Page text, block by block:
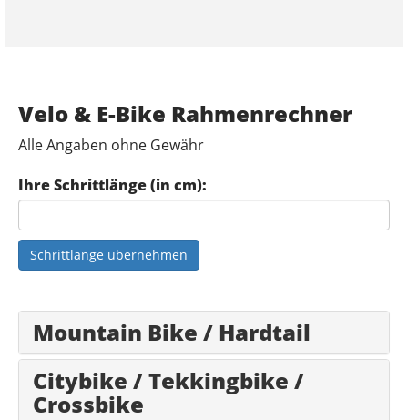
Velo & E-Bike Rahmenrechner
Alle Angaben ohne Gewähr
Ihre Schrittlänge (in cm):
Schrittlänge übernehmen
Mountain Bike / Hardtail
Citybike / Tekkingbike /
Crossbike